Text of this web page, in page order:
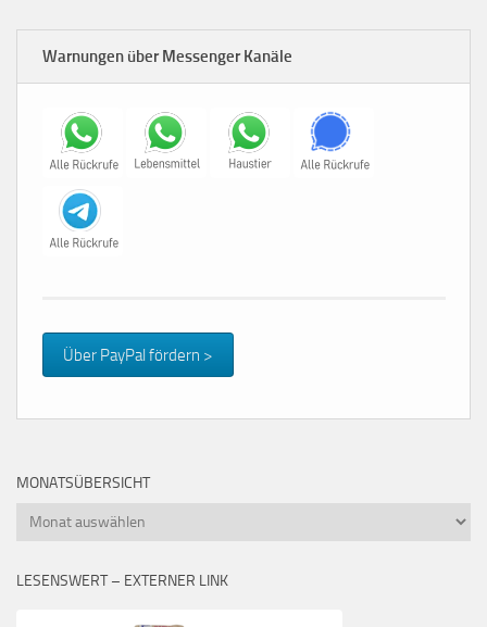
Warnungen über Messenger Kanäle
Über PayPal fördern >
MONATSÜBERSICHT
Monatsübersicht
LESENSWERT – EXTERNER LINK